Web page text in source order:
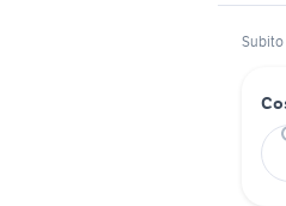
Subito